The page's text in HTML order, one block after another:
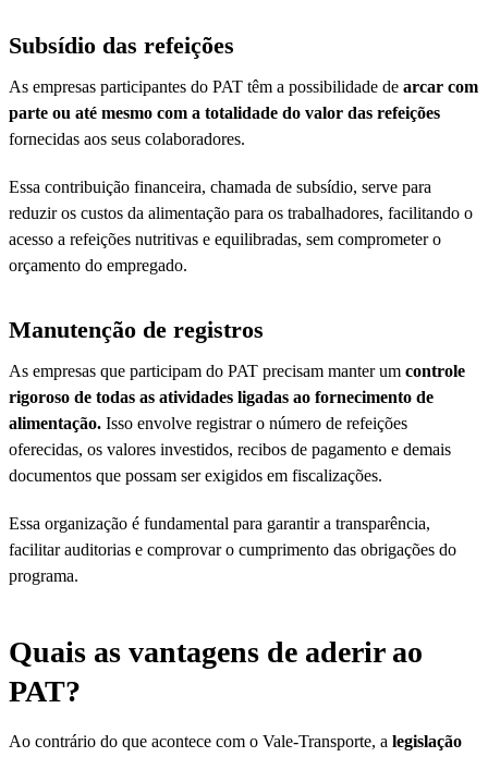
Subsídio das refeições
As empresas participantes do PAT têm a possibilidade de arcar com
parte ou até mesmo com a totalidade do valor das refeições
fornecidas aos seus colaboradores.
Essa contribuição financeira, chamada de subsídio, serve para
reduzir os custos da alimentação para os trabalhadores, facilitando o
acesso a refeições nutritivas e equilibradas, sem comprometer o
orçamento do empregado.
Manutenção de registros
As empresas que participam do PAT precisam manter um controle
rigoroso de todas as atividades ligadas ao fornecimento de
alimentação. Isso envolve registrar o número de refeições
oferecidas, os valores investidos, recibos de pagamento e demais
documentos que possam ser exigidos em fiscalizações.
Essa organização é fundamental para garantir a transparência,
facilitar auditorias e comprovar o cumprimento das obrigações do
programa.
Quais as vantagens de aderir ao
PAT?
Ao contrário do que acontece com o Vale-Transporte, a legislação